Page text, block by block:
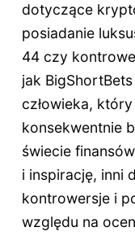
dotyczące
posiadanie
44 czy
jak
człowieka,
konsekwentnie
świecie
i inspirację, inni
kontrowersje i
względu na